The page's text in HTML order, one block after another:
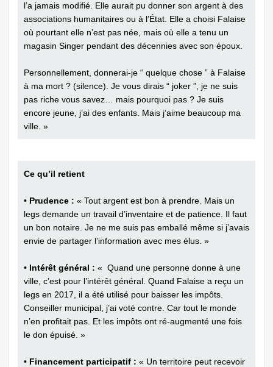
l’a jamais modifié. Elle aurait pu ­donner son argent à des
associations humanitaires ou à l’État. Elle a choisi Falaise
où pourtant elle n’est pas née, mais où elle a tenu un
magasin Singer pendant des décennies avec son époux.
Personnellement, donnerai-je “ quelque chose ” à Falaise
à ma mort ? (silence). Je vous dirais “ joker ”, je ne suis
pas riche vous savez… mais ­pourquoi pas ? Je suis
encore jeune, j’ai des enfants. Mais j’aime beaucoup ma
ville. »
Ce qu’il retient
• Prudence : « Tout argent est bon à prendre. Mais un
legs demande un travail d’inventaire et de patience. Il faut
un bon notaire. Je ne me suis pas emballé même si j’avais
envie de partager l’information avec mes élus. »
• Intérêt général : « Quand une personne donne à une
ville, c’est pour l’intérêt général. Quand Falaise a reçu un
legs en 2017, il a été utilisé pour baisser les impôts.
Conseiller municipal, j’ai voté contre. Car tout le monde
n’en profitait pas. Et les impôts ont ré-augmenté une fois
le don épuisé. »
• Financement participatif : « Un territoire peut recevoir